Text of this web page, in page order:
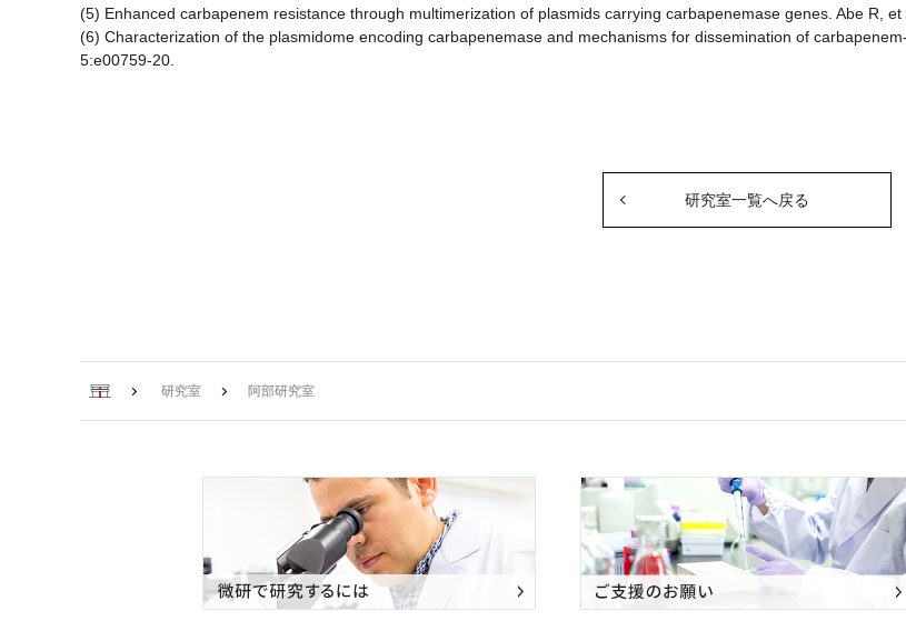
(5) Enhanced carbapenem resistance through multimerization of plasmids carrying carbapenemase genes. Abe R, et
(6) Characterization of the plasmidome encoding carbapenemase and mechanisms for dissemination of
5:e00759-20.
研究室一覧へ戻る
ホーム 研究室 阿部研究室